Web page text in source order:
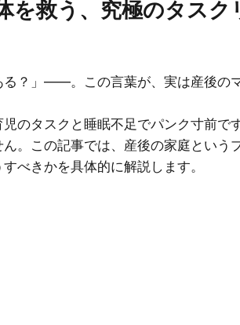
を救う、究極のタスク
る？」――。この言葉が、実は産後の
のタスクと睡眠不足でパンク寸前で
。この記事では、産後の家庭という
べきかを具体的に解説します。